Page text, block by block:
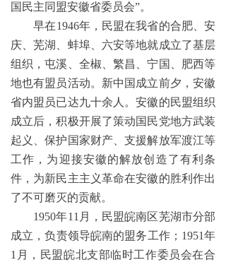
国民主同盟安徽省委员会”。
早在1946年，民盟在我省的合肥、安
庆、芜湖、蚌埠、六安等地就成立了基层
组织，屯溪、全椒、繁昌、宁国、肥西等
地也有盟员活动。新中国成立前夕，安徽
省内盟员已达九十余人。安徽的民盟组织
成立后，积极开展了策动国民党地方武装
起义、保护国家财产、支援解放军渡江等
工作，为迎接安徽的解放创造了有利条
件，为新民主主义革命在安徽的胜利作出
了不可磨灭的贡献。
1950年11月，民盟皖南区芜湖市分部
成立，负责领导皖南的盟务工作；1951年
1月，民盟皖北支部临时工作委员会在合